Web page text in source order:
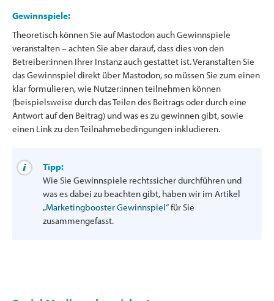
Gewinnspiele:
Theoretisch können Sie auf Mastodon auch Gewinnspiele
veranstalten – achten Sie aber darauf, dass dies von den
Betreiber:innen Ihrer Instanz auch gestattet ist. Veranstalten Sie
das Gewinnspiel direkt über Mastodon, so müssen Sie zum einen
klar formulieren, wie Nutzer:innen teilnehmen können
(beispielsweise durch das Teilen des Beitrags oder durch eine
Antwort auf den Beitrag) und was es zu gewinnen gibt, sowie
einen Link zu den Teilnahmebedingungen inkludieren.
Tipp:
Wie Sie Gewinnspiele rechtssicher durchführen und
was es dabei zu beachten gibt, haben wir im Artikel
„Marketingbooster Gewinnspiel“ für Sie
zusammengefasst.